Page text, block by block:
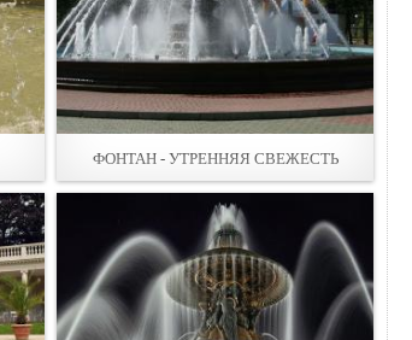
ФОНТАН - УТРЕННЯЯ СВЕЖЕСТЬ